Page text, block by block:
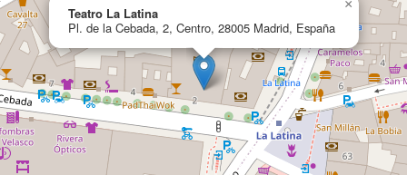
Teatro La Latina
Pl. de la Cebada, 2, Centro, 28005 Madrid, España
×